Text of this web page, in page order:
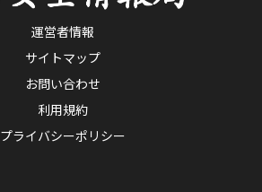
運営者情報
サイトマップ
お問い合わせ
利用規約
プライバシーポリシー